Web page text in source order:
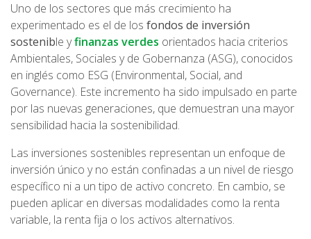
Uno de los sectores que más crecimiento ha
experimentado es el de los fondos de inversión
sostenible yfinanzas verdes orientados hacia criterios
Ambientales, Sociales y de Gobernanza (ASG), conocidos
en inglés como ESG (Environmental, Social, and
Governance). Este incremento ha sido impulsado en parte
por las nuevas generaciones, que demuestran una mayor
sensibilidad hacia la sostenibilidad.
Las inversiones sostenibles representan un enfoque de
inversión único y no están confinadas a un nivel de riesgo
específico ni a un tipo de activo concreto. En cambio, se
pueden aplicar en diversas modalidades como la renta
variable, la renta fija o los activos alternativos.